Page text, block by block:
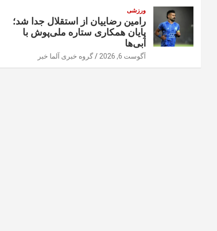
ورزشی
رامین رضاییان از استقلال جدا شد؛
پایان همکاری ستاره ملی‌پوش با
آبی‌ها
آگوست 6, 2026 گروه خبری آلما خبر